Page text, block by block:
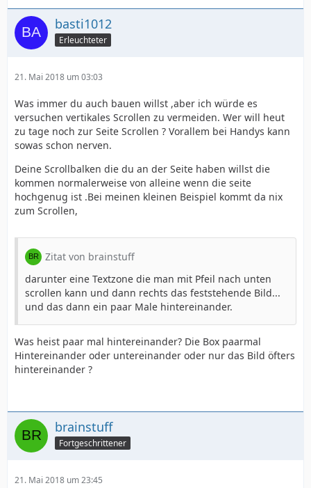
basti1012
Erleuchteter
21. Mai 2018 um 03:03
Was immer du auch bauen willst ,aber ich würde es
versuchen vertikales Scrollen zu vermeiden. Wer will heut
zu tage noch zur Seite Scrollen ? Vorallem bei Handys kann
sowas schon nerven.
Deine Scrollbalken die du an der Seite haben willst die
kommen normalerweise von alleine wenn die seite
hochgenug ist .Bei meinen kleinen Beispiel kommt da nix
zum Scrollen,
Zitat von brainstuff
darunter eine Textzone die man mit Pfeil nach unten
scrollen kann und dann rechts das feststehende Bild...
und das dann ein paar Male hintereinander.
Was heist paar mal hintereinander? Die Box paarmal
Hintereinander oder untereinander oder nur das Bild öfters
hintereinander ?
brainstuff
Fortgeschrittener
21. Mai 2018 um 23:45